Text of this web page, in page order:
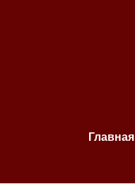
Главная